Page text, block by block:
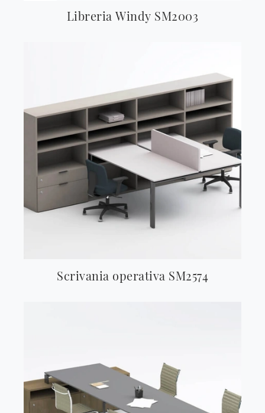
Libreria Windy SM2003
Scrivania operativa SM2574